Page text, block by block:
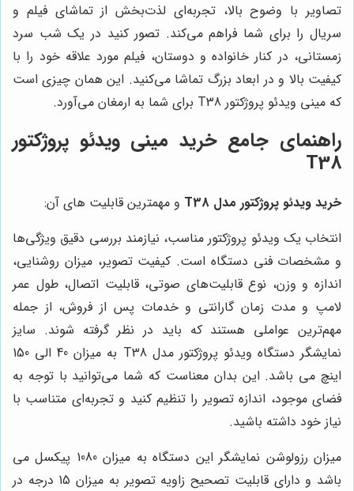
تصاویر با وضوح بالا، تجربه‌ای لذت‌بخش از تماشای فیلم و
سریال را برای شما فراهم می‌کند. تصور کنید در یک شب سرد
زمستانی، در کنار خانواده و دوستان، فیلم مورد علاقه خود را با
کیفیت بالا و در ابعاد بزرگ تماشا می‌کنید. این همان چیزی است
که مینی ویدئو پروژکتور T38 برای شما به ارمغان می‌آورد.
راهنمای جامع خرید مینی ویدئو پروژکتور
T38
خرید ویدئو پروژکتور مدل T38
و مهمترین قابلیت های آن:
انتخاب یک ویدئو پروژکتور مناسب، نیازمند بررسی دقیق ویژگی‌ها
و مشخصات فنی دستگاه است. کیفیت تصویر، میزان روشنایی،
اندازه و وزن، نوع قابلیت‌های صوتی، قابلیت اتصال، طول عمر
لامپ و مدت زمان گارانتی و خدمات پس از فروش، از جمله
مهم‌ترین عواملی هستند که باید در نظر گرفته شوند. سایز
نمایشگر دستگاه ویدئو پروژکتور مدل T38 به میزان 40 الی 150
اینچ می باشد. این بدان معناست که شما می‌توانید با توجه به
فضای موجود، اندازه تصویر را تنظیم کنید و تجربه‌ای متناسب با
نیاز خود داشته باشید.
میزان رزولوشن نمایشگر این دستگاه به میزان 1080 پیکسل می
باشد و دارای قابلیت تصحیح زاویه تصویر به میزان 15 درجه در